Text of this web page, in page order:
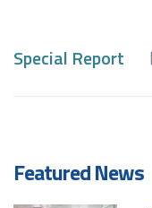
Special Report
Featured News